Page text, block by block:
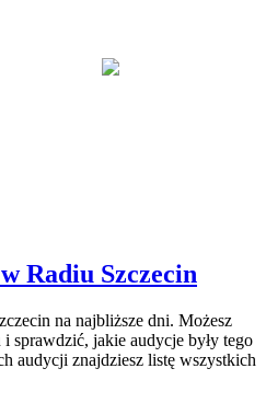
Radiu Szczecin
na najbliższe dni. Możesz
sprawdzić, jakie audycje były tego
audycji znajdziesz listę wszystkich